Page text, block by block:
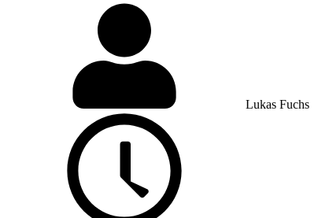
Lukas Fuchs